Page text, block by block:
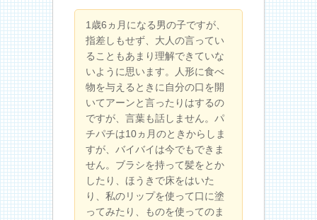
1歳6ヵ月になる男の子ですが、
指差しもせず、大人の言ってい
ることもあまり理解できていな
いように思います。人形に食べ
物を与えるときに自分の口を開
いてアーンと言ったりはするの
ですが、言葉も話しません。パ
チパチは10ヵ月のときからしま
すが、バイバイは今でもできま
せん。ブラシを持って髪をとか
したり、ほうきで床をはいた
り、私のリップを使って口に塗
ってみたり、ものを使ってのま